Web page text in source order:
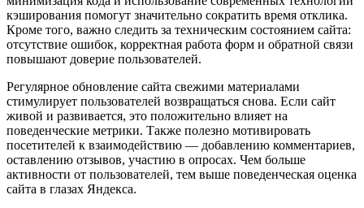
кэширования помогут значительно сократить время отклика.
Кроме того, важно следить за техническим состоянием сайта:
отсутствие ошибок, корректная работа форм и обратной связи
повышают доверие пользователей.
Регулярное обновление сайта свежими материалами
стимулирует пользователей возвращаться снова. Если сайт
живой и развивается, это положительно влияет на
поведенческие метрики. Также полезно мотивировать
посетителей к взаимодействию — добавлению комментариев,
оставлению отзывов, участию в опросах. Чем больше
активности от пользователей, тем выше поведенческая оценка
сайта в глазах Яндекса.